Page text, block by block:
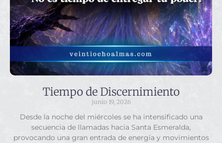
Tiempo de Discernimiento
junio 19, 2026
Desde la noche del miércoles se ha intensificado una
secuencia de llamadas hacia Santa Esmeralda,
provocando una gran entrada de energía y movimientos